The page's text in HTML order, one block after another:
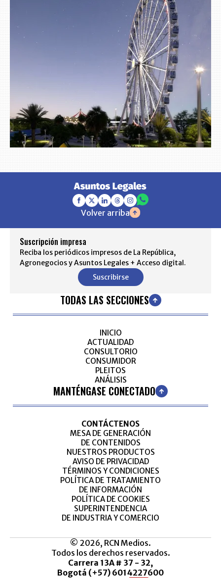
Volver arriba
Suscripción impresa
Reciba los periódicos impresos de La República,
Agronegocios y Asuntos Legales + Acceso digital.
Suscribirse
TODAS LAS SECCIONES
INICIO
ACTUALIDAD
CONSULTORIO
CONSUMIDOR
PLEITOS
ANÁLISIS
MANTÉNGASE CONECTADO
CONTÁCTENOS
MESA DE GENERACIÓN
DE CONTENIDOS
NUESTROS PRODUCTOS
AVISO DE PRIVACIDAD
TÉRMINOS Y CONDICIONES
POLÍTICA DE TRATAMIENTO
DE INFORMACIÓN
POLÍTICA DE COOKIES
SUPERINTENDENCIA
DE INDUSTRIA Y COMERCIO
© 2026, RCN Medios.
Todos los derechos reservados.
Carrera 13A # 37 - 32,
Bogotá (+57) 6014227600